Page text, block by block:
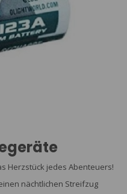
Herzstück jedes Abenteuers!
nächtlichen Streifzug